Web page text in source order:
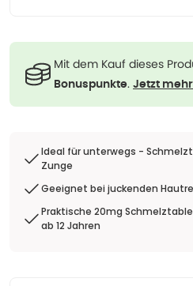
Mit dem Kauf dieses
Bonuspunkte. Jetzt
Ideal für unterwegs -
Zunge
Geeignet bei juckenden
Praktische 20mg
ab 12 Jahren